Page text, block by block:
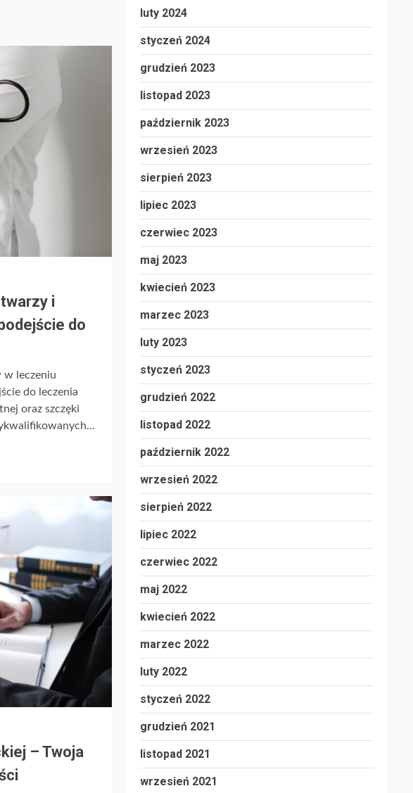
i
do
w leczeniu
do leczenia
oraz szczęki
– Twoja
luty 2024
styczeń 2024
grudzień 2023
listopad 2023
październik 2023
wrzesień 2023
sierpień 2023
lipiec 2023
czerwiec 2023
maj 2023
kwiecień 2023
marzec 2023
luty 2023
styczeń 2023
grudzień 2022
listopad 2022
październik 2022
wrzesień 2022
sierpień 2022
lipiec 2022
czerwiec 2022
maj 2022
kwiecień 2022
marzec 2022
luty 2022
styczeń 2022
grudzień 2021
listopad 2021
wrzesień 2021